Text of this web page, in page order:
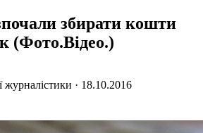
збирати кошти
(Фото.Відео.)
журналістики · 18.10.2016